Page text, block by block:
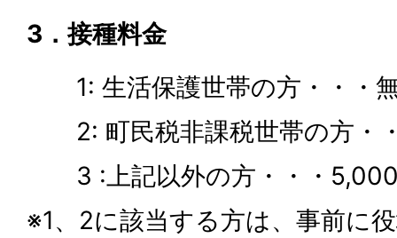
3．接種料金
1: 生活保護世帯の方・・・
2: 町民税非課税世帯の方・
3 :上記以外の方・・・
※1、2に該当する方は、事前に